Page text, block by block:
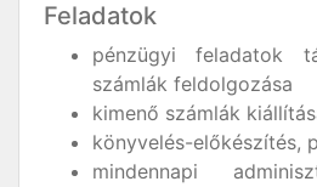
Feladatok
pénzügyi feladatok
számlák feldolgozása
kimenő számlák
könyvelés-előkészítés,
mindennapi